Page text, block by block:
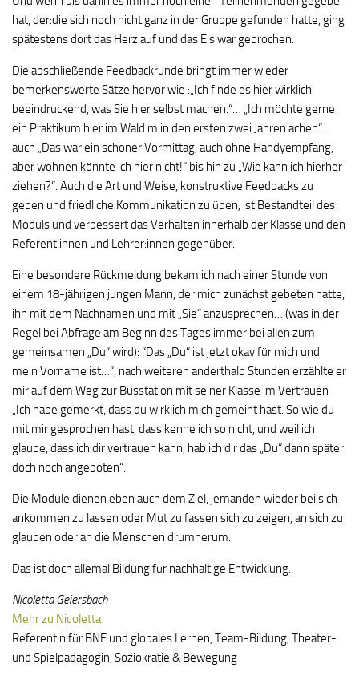
hat, der:die sich noch nicht ganz in der Gruppe gefunden hatte, ging
spätestens dort das Herz auf und das Eis war gebrochen.
Die abschließende Feedbackrunde bringt immer wieder
bemerkenswerte Sätze hervor wie :„Ich finde es hier wirklich
beeindruckend, was Sie hier selbst machen.“… „Ich möchte gerne
ein Praktikum hier im Wald m in den ersten zwei Jahren achen“…
auch „Das war ein schöner Vormittag, auch ohne Handyempfang,
aber wohnen könnte ich hier nicht!“ bis hin zu „Wie kann ich hierher
ziehen?“. Auch die Art und Weise, konstruktive Feedbacks zu
geben und friedliche Kommunikation zu üben, ist Bestandteil des
Moduls und verbessert das Verhalten innerhalb der Klasse und den
Referent:innen und Lehrer:innen gegenüber.
Eine besondere Rückmeldung bekam ich nach einer Stunde von
einem 18-jährigen jungen Mann, der mich zunächst gebeten hatte,
ihn mit dem Nachnamen und mit „Sie“ anzusprechen… (was in der
Regel bei Abfrage am Beginn des Tages immer bei allen zum
gemeinsamen „Du“ wird): “Das „Du“ ist jetzt okay für mich und
mein Vorname ist…“, nach weiteren anderthalb Stunden erzählte er
mir auf dem Weg zur Busstation mit seiner Klasse im Vertrauen
„Ich habe gemerkt, dass du wirklich mich gemeint hast. So wie du
mit mir gesprochen hast, dass kenne ich so nicht, und weil ich
glaube, dass ich dir vertrauen kann, hab ich dir das „Du“ dann später
doch noch angeboten“.
Die Module dienen eben auch dem Ziel, jemanden wieder bei sich
ankommen zu lassen oder Mut zu fassen sich zu zeigen, an sich zu
glauben oder an die Menschen drumherum.
Das ist doch allemal Bildung für nachhaltige Entwicklung.
Nicoletta Geiersbach
Mehr zu Nicoletta
Referentin für BNE und globales Lernen, Team-Bildung, Theater-
und Spielpädagogin, Soziokratie & Bewegung